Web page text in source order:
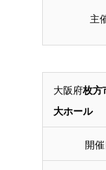
主
大阪府枚方
大ホール
開催